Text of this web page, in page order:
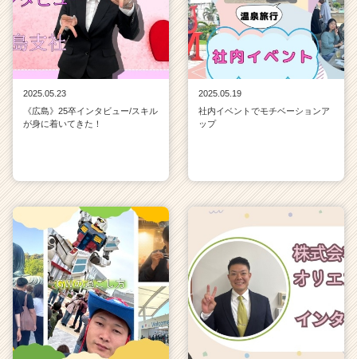
2025.05.23
《広島》25卒インタビュー/スキル
が身に着いてきた！
2025.05.19
社内イベントでモチベーションア
ップ